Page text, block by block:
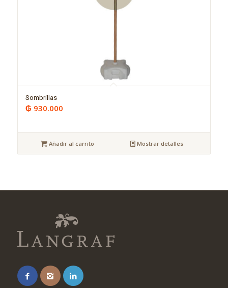
Sombrillas
₲ 930.000
Añadir al carrito Mostrar detalles